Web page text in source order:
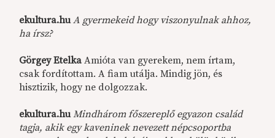
ekultura.hu A gyermekeid hogy viszonyulnak ahhoz,
ha írsz?
Görgey Etelka Amióta van gyerekem, nem írtam,
csak fordítottam. A fiam utálja. Mindig jön, és
hisztizik, hogy ne dolgozzak.
ekultura.hu Mindhárom főszereplő egyazon család
tagja, akik egy kaveninek nevezett népcsoportba